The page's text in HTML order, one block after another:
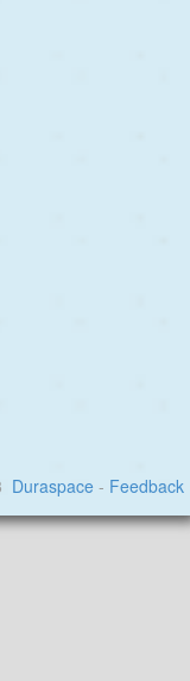
Duraspace - Feedback